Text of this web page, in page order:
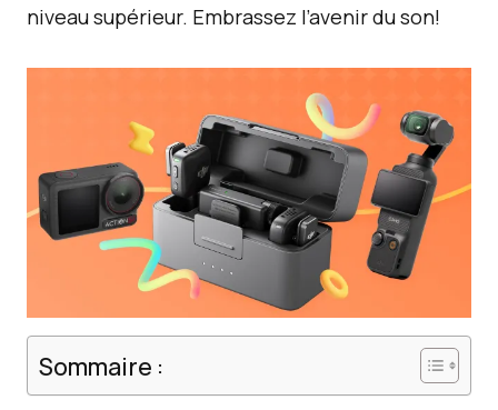
niveau supérieur. Embrassez l’avenir du son!
Sommaire :